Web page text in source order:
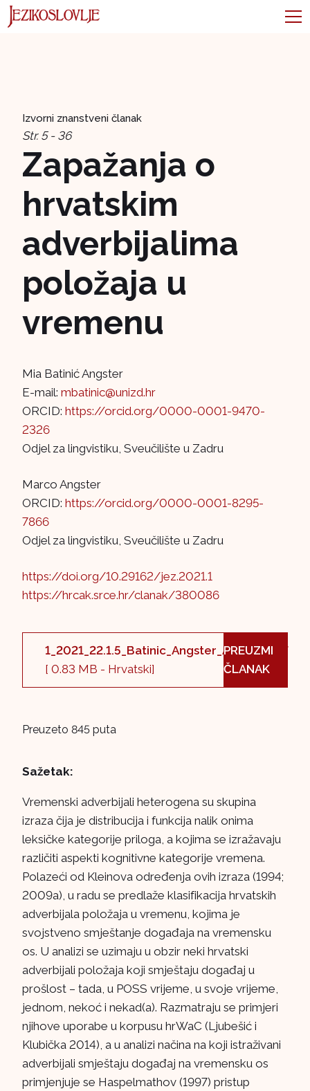
Izvorni znanstveni članak
Str. 5 - 36
Zapažanja o
hrvatskim
adverbijalima
položaja u
vremenu
Mia Batinić Angster
E-mail: mbatinic@unizd.hr
ORCID: https://orcid.org/0000-0001-9470-
2326
Odjel za lingvistiku, Sveučilište u Zadru
Marco Angster
ORCID: https://orcid.org/0000-0001-8295-
7866
Odjel za lingvistiku, Sveučilište u Zadru
https://doi.org/10.29162/jez.2021.1
https://hrcak.srce.hr/clanak/380086
1_2021_22.1.5_Batinic_Angster_Angster.pdf
[ 0.83 MB - Hrvatski]
PREUZMI
ČLANAK
Preuzeto 845 puta
Sažetak:
Vremenski adverbijali heterogena su skupina
izraza čija je distribucija i funkcija nalik onima
leksičke kategorije priloga, a kojima se izražavaju
različiti aspekti kognitivne kategorije vremena.
Polazeći od Kleinova određenja ovih izraza (1994;
2009a), u radu se predlaže klasifikacija hrvatskih
adverbijala položaja u vremenu, kojima je
svojstveno smještanje događaja na vremensku
os. U analizi se uzimaju u obzir neki hrvatski
adverbijali položaja koji smještaju događaj u
prošlost – tada, u POSS vrijeme, u svoje vrijeme,
jednom, nekoć i nekad(a). Razmatraju se primjeri
njihove uporabe u korpusu hrWaC (Ljubešić i
Klubička 2014), a u analizi načina na koji istraživani
adverbijali smještaju događaj na vremensku os
primjenjuje se Haspelmathov (1997) pristup